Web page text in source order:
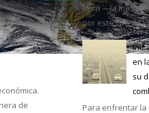
de
Perú —la más
por este tipo de
en
su
Para enfrentar la